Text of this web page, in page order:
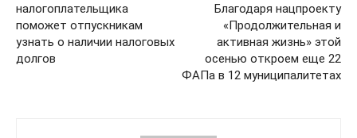
налогоплательщика
поможет отпускникам
узнать о наличии налоговых
долгов
Благодаря нацпроекту
«Продолжительная и
активная жизнь» этой
осенью откроем еще 22
ФАПа в 12 муниципалитетах